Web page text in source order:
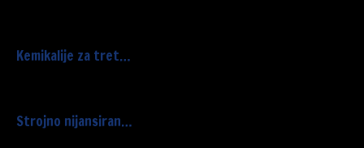
Kemikalije za tret…
Strojno nijansiran…